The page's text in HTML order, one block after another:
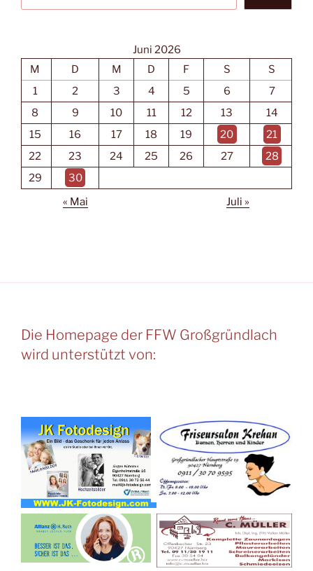
Juni 2026
M
D M D F S
S
1
2 3 4 5 6
7
8
9 10 11 12 13
14
15
16 17 18 19 20
21
22
23 24 25 26 27
28
29
30
« Mai
Juli »
Die Homepage der FFW Großgründlach
wird unterstützt von: